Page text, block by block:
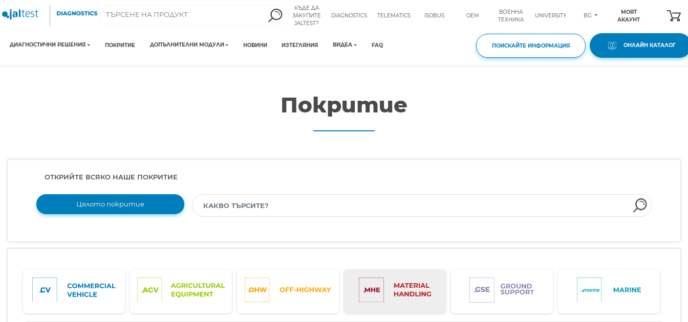
КЪДЕ ДА
ЗАКУПИТЕ
JALTEST?
DIAGNOSTICS TELEMATICS ISOBUS OEM
ВОЕННА
ТЕХНИКА
UNIVERSITY BG
МОЯТ
АКАУНТ
ДИАГНОСТИЧНИ РЕШЕНИЯ ПОКРИТИЕ ДОПЪЛНИТЕЛНИ МОДУЛИ НОВИНИ ИЗТЕГЛЯНИЯ ВИДЕА FAQ ПОИСКАЙТЕ ИНФОРМАЦИЯ ОНЛАЙН КАТАЛОГ
Покритие
ОТКРИЙТЕ ВСЯКО НАШЕ ПОКРИТИЕ
Цялото покритие